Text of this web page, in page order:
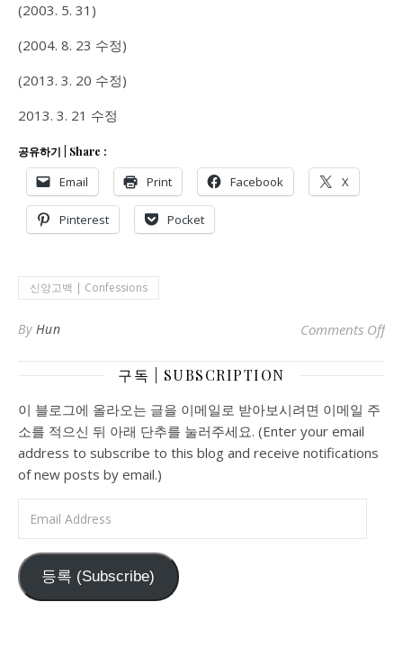
(2003. 5. 31)
(2004. 8. 23 수정)
(2013. 3. 20 수정)
2013. 3. 21 수정
공유하기 | Share :
Email Print Facebook X
Pinterest Pocket
신앙고백 | Confessions
By Hun Comments Offon
구독 | SUBSCRIPTION
이 블로그에 올라오는 글을 이메일로 받아보시려면 이메일 주
소를 적으신 뒤 아래 단추를 눌러주세요. (Enter your email
address to subscribe to this blog and receive notifications
of new posts by email.)
등록 (Subscribe)